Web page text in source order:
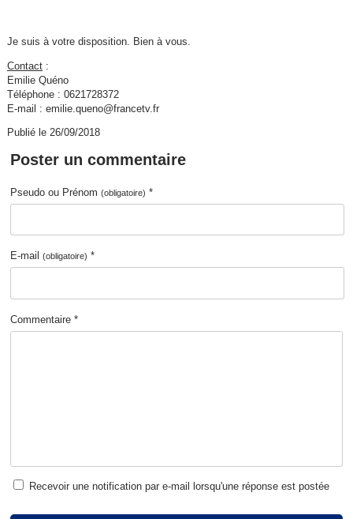
Je suis à votre disposition. Bien à vous.
Contact:
Emilie Quéno
Téléphone : 0621728372
E-mail : emilie.queno@francetv.fr
Publié le 26/09/2018
Poster un commentaire
Pseudo ou Prénom(obligatoire) *
E-mail(obligatoire) *
Commentaire *
Recevoir une notification par e-mail lorsqu'une réponse est postée